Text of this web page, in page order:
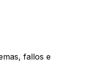
fallos e